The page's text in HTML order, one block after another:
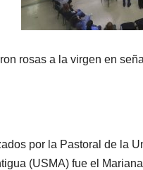
rosas a la virgen en
por la Pastoral de la
(USMA) fue el